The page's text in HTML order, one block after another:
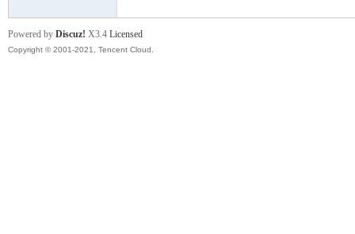
Powered by Discuz! X3.4 Licensed
Copyright © 2001-2021, Tencent Cloud.